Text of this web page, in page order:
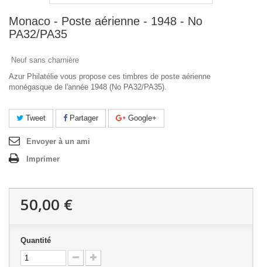
Monaco - Poste aérienne - 1948 - No
PA32/PA35
Neuf sans charnière
Azur Philatélie vous propose ces timbres de poste aérienne
monégasque de l'année 1948 (No PA32/PA35).
Tweet Partager Google+
Envoyer à un ami
Imprimer
50,00 €
Quantité